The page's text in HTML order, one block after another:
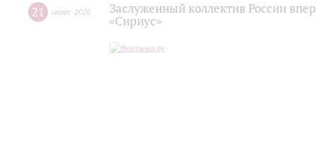
21 июля 2026
Заслуженный коллектив России
«Сириус»